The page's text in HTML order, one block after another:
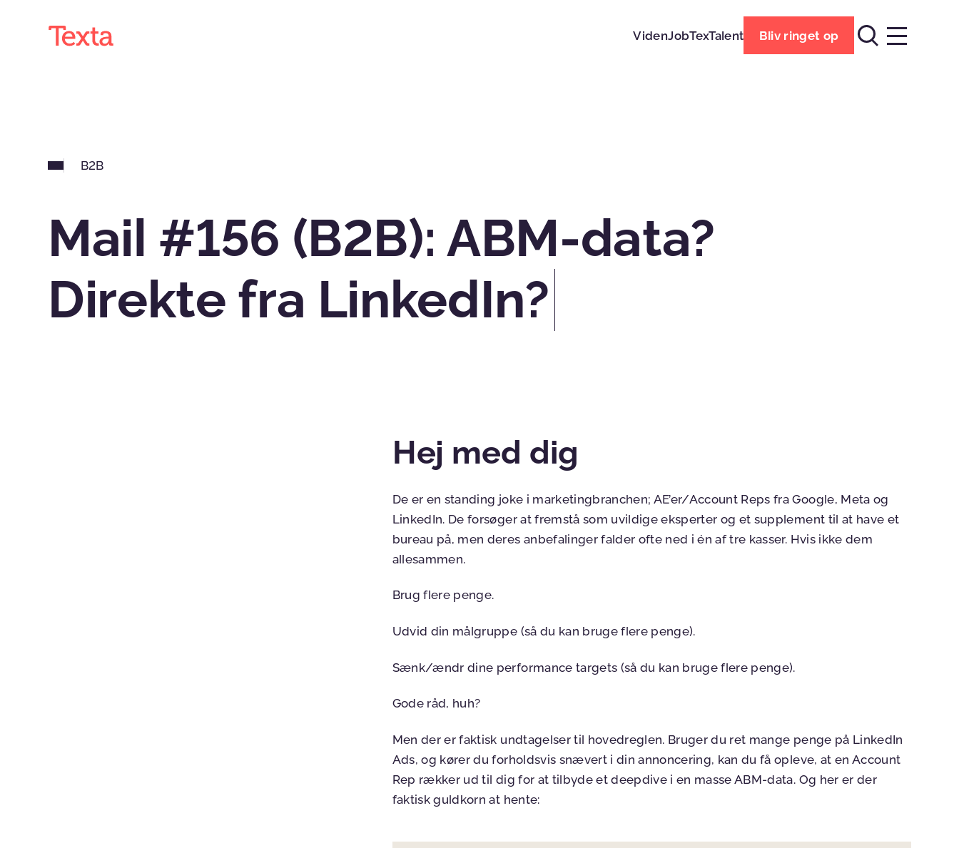
VidenJobTexTalent Bliv ringet op
B2B
Mail #156 (B2B): ABM-data?
Direkte fra LinkedIn?
Hej med dig
De er en standing joke i marketingbranchen; AE’er/Account Reps fra Google, Meta og
LinkedIn. De forsøger at fremstå som uvildige eksperter og et supplement til at have et
bureau på, men deres anbefalinger falder ofte ned i én af tre kasser. Hvis ikke dem
allesammen.
Brug flere penge.
Udvid din målgruppe (så du kan bruge flere penge).
Sænk/ændr dine performance targets (så du kan bruge flere penge).
Gode råd, huh?
Men der er faktisk undtagelser til hovedreglen. Bruger du ret mange penge på LinkedIn
Ads, og kører du forholdsvis snævert i din annoncering, kan du få opleve, at en Account
Rep rækker ud til dig for at tilbyde et deepdive i en masse ABM-data. Og her er der
faktisk guldkorn at hente: